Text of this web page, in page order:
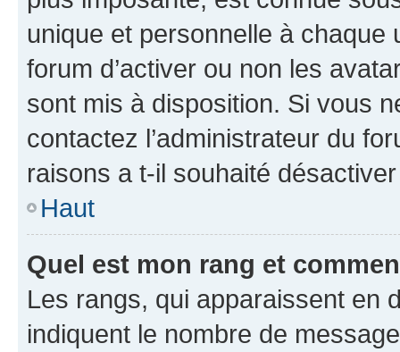
unique et personnelle à chaque
forum d’activer ou non les
sont mis à disposition. Si vous
contactez l’administrateur du
raisons a t-il souhaité
Haut
Quel est mon rang et
Les rangs, qui apparaissent en
indiquent le nombre de